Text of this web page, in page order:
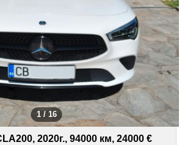
1 / 16
2020г., 94000 км, 24000 €